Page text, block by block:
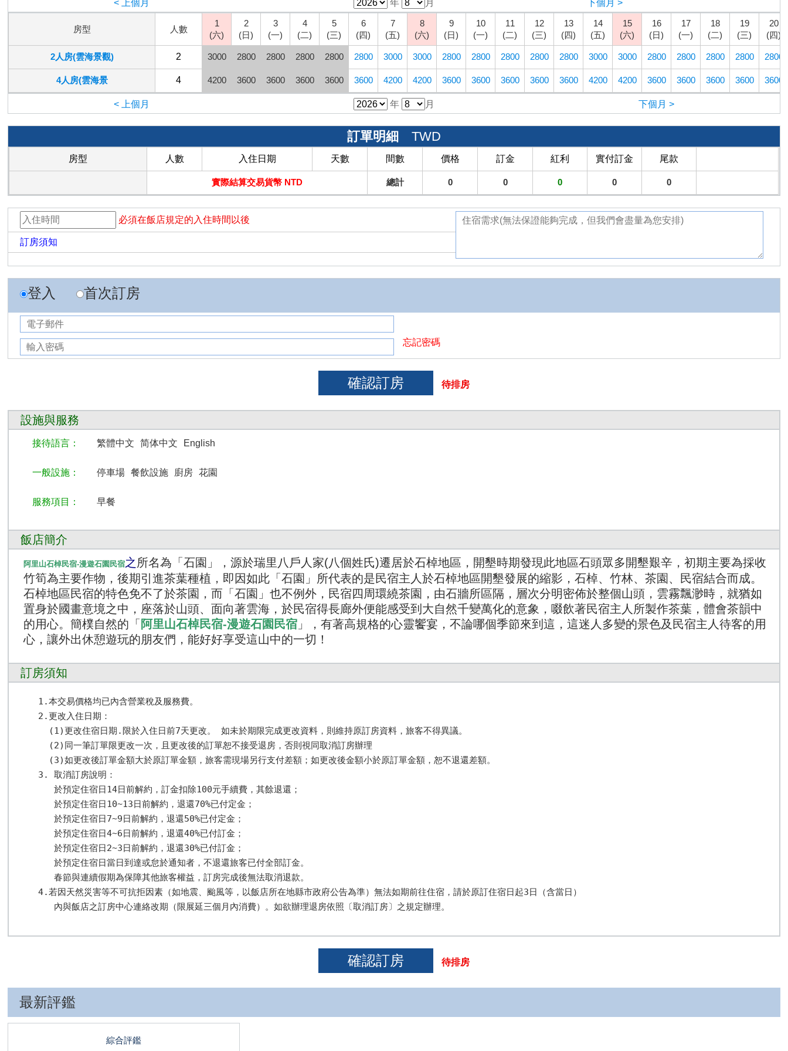
< 上個月 年 月 下個月 >
房型 人數
1
(六)
2
(日)
3
(一)
4
(二)
5
(三)
6
(四)
7
(五)
8
(六)
9
(日)
10
(一)
11
(二)
12
(三)
13
(四)
14
(五)
15
(六)
16
(日)
17
(一)
18
(二)
19
(三)
20
(四)
2人房(雲海景觀) 2 3000 2800 2800 2800 2800 2800 3000 3000 2800 2800 2800 2800 2800 3000 3000 2800 2800 2800 2800 2800
4人房(雲海景 4 4200 3600 3600 3600 3600 3600 4200 4200 3600 3600 3600 3600 3600 4200 4200 3600 3600 3600 3600 3600
< 上個月 年 月 下個月 >
訂單明細 TWD
房型 人數 入住日期 天數 間數 價格 訂金 紅利 實付訂金 尾款
實際結算交易貨幣 NTD 總計 0 0 0 0 0
必須在飯店規定的入住時間以後
訂房須知
登入 首次訂房
忘記密碼
待排房
設施與服務
接待語言： 繁體中文 简体中文 English
一般設施： 停車場 餐飲設施 廚房 花園
服務項目： 早餐
飯店簡介
阿里山石棹民宿-漫遊石園民宿之 所名為「石園」，源於瑞里八戶人家(八個姓氏)遷居於石棹地區，開墾時期發現此地區石頭眾多開墾艱辛，初期主要為採收
竹筍為主要作物，後期引進茶葉種植，即因如此「石園」所代表的是民宿主人於石棹地區開墾發展的縮影，石棹、竹林、茶園、民宿結合而成。
石棹地區民宿的特色免不了於茶園，而「石園」也不例外，民宿四周環繞茶園，由石牆所區隔，層次分明密佈於整個山頭，雲霧飄渺時，就猶如
置身於國畫意境之中，座落於山頭、面向著雲海，於民宿得長廊外便能感受到大自然千變萬化的意象，啜飲著民宿主人所製作茶葉，體會茶韻中
的用心。簡樸自然的「 阿里山石棹民宿-漫遊石園民宿 」，有著高規格的心靈饗宴，不論哪個季節來到這，這迷人多變的景色及民宿主人待客的用
心，讓外出休憩遊玩的朋友們，能好好享受這山中的一切！
訂房須知
1.本交易價格均已內含營業稅及服務費。
2.更改入住日期：
  (1)更改住宿日期.限於入住日前7天更改。 如未於期限完成更改資料，則維持原訂房資料，旅客不得異議。
  (2)同一筆訂單限更改一次，且更改後的訂單恕不接受退房，否則視同取消訂房辦理
  (3)如更改後訂單金額大於原訂單金額，旅客需現場另行支付差額；如更改後金額小於原訂單金額，恕不退還差額。
3. 取消訂房說明：
   於預定住宿日14日前解約，訂金扣除100元手續費，其餘退還；
   於預定住宿日10~13日前解約，退還70%已付定金；
   於預定住宿日7~9日前解約，退還50%已付定金；
   於預定住宿日4~6日前解約，退還40%已付訂金；
   於預定住宿日2~3日前解約，退還30%已付訂金；
   於預定住宿日當日到達或怠於通知者，不退還旅客已付全部訂金。
   春節與連續假期為保障其他旅客權益，訂房完成後無法取消退款。
4.若因天然災害等不可抗拒因素（如地震、颱風等，以飯店所在地縣市政府公告為準）無法如期前往住宿，請於原訂住宿日起3日（含當日）
   內與飯店之訂房中心連絡改期（限展延三個月內消費）。如欲辦理退房依照〔取消訂房〕之規定辦理。
待排房
最新評鑑
綜合評鑑